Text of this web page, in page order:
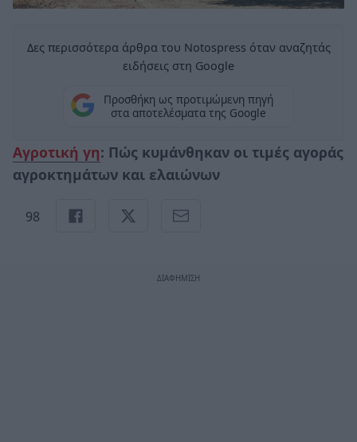
Δες περισσότερα άρθρα του Notospress όταν αναζητάς
ειδήσεις στη Google
Προσθήκη ως προτιμώμενη πηγή
στα αποτελέσματα της Google
Αγροτική γη: Πώς κυμάνθηκαν οι τιμές αγοράς
αγροκτημάτων και ελαιώνων
98